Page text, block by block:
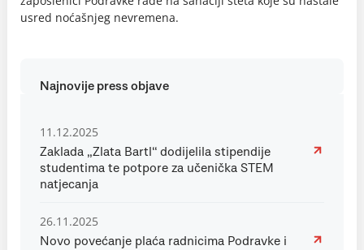
usred noćašnjeg nevremena.
Najnovije press objave
11.12.2025
Zaklada „Zlata Bartl“ dodijelila stipendije
studentima te potpore za učenička STEM
natjecanja
26.11.2025
Novo povećanje plaća radnicima Podravke i